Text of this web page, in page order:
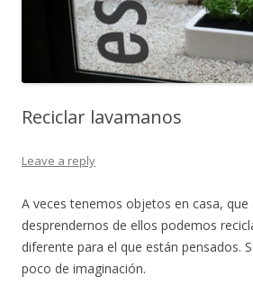
Reciclar lavamanos
Leave a reply
A veces tenemos objetos en casa, que
desprendernos de ellos podemos
diferente para el que están pensados.
poco de imaginación.